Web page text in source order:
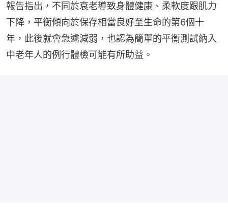
報告指出，不同於衰老導致身體健康、柔軟度跟肌力
下降，平衡傾向於保存相當良好至生命的第6個十
年，此後就會急遽減弱，也認為簡單的平衡測試納入
中老年人的例行體檢可能有所助益。